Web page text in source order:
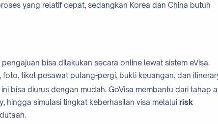
yang relatif cepat, sedangkan Korea dan China butuh
bisa dilakukan secara online lewat sistem eVisa.
tiket pesawat pulang-pergi, bukti keuangan, dan
bisa diurus dengan mudah. GoVisa membantu dari tahap
hingga simulasi tingkat keberhasilan visa melalui risk